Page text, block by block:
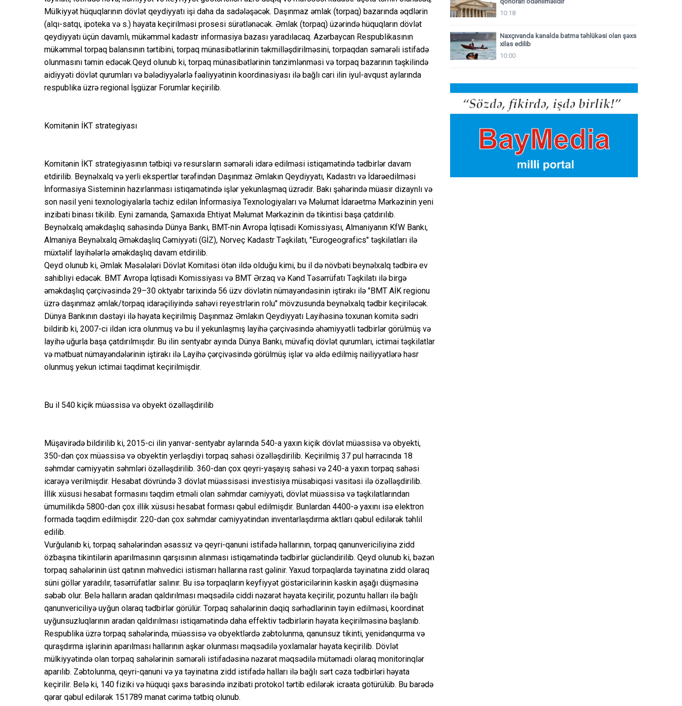
Mülkiyyət hüquqlarının dövlət qeydiyyatı işi daha da sadələşəcək. Daşınmaz əmlak (torpaq) bazarında əqdlərin
(alqı-satqı, ipoteka və s.) həyata keçirilməsi prosesi sürətlənəcək. Əmlak (torpaq) üzərində hüquqların dövlət
qeydiyyatı üçün davamlı, mükəmməl kadastr informasiya bazası yaradılacaq. Azərbaycan Respublikasının
mükəmməl torpaq balansının tərtibini, torpaq münasibətlərinin təkmilləşdirilməsini, torpaqdan səmərəli istifadə
olunmasını təmin edəcək.Qeyd olunub ki, torpaq münasibətlərinin tənzimlənməsi və torpaq bazarının təşkilində
aidiyyəti dövlət qurumları və bələdiyyələrlə fəaliyyətinin koordinasiyası ilə bağlı cari ilin iyul-avqust aylarında
respublika üzrə regional İşgüzar Forumlar keçirilib.
Komitənin İKT strategiyası
Komitənin İKT strategiyasının tətbiqi və resursların səmərəli idarə edilməsi istiqamətində tədbirlər davam
etdirilib. Beynəlxalq və yerli ekspertlər tərəfindən Daşınmaz Əmlakın Qeydiyyatı, Kadastrı və İdarəedilməsi
İnformasiya Sisteminin hazırlanması istiqamətində işlər yekunlaşmaq üzrədir. Bakı şəhərində müasir dizaynlı və
son nəsil yeni texnologiyalarla təchiz edilən İnformasiya Texnologiyaları və Məlumat İdarəetmə Mərkəzinin yeni
inzibati binası tikilib. Eyni zamanda, Şamaxıda Ehtiyat Məlumat Mərkəzinin də tikintisi başa çatdırılıb.
Beynəlxalq əməkdaşlıq sahəsində Dünya Bankı, BMT-nin Avropa İqtisadi Komissiyası, Almaniyanın KfW Bankı,
Almaniya Beynəlxalq Əməkdaşlıq Cəmiyyəti (GİZ), Norveç Kadastr Təşkilatı, "Eurogeografics" təşkilatları ilə
müxtəlif layihələrlə əməkdaşlıq davam etdirilib.
Qeyd olunub ki, Əmlak Məsələləri Dövlət Komitəsi ötən ildə olduğu kimi, bu il də növbəti beynəlxalq tədbirə ev
sahibliyi edəcək. BMT Avropa İqtisadi Komissiyası və BMT Ərzaq və Kənd Təsərrüfatı Təşkilatı ilə birgə
əməkdaşlıq çərçivəsində 29–30 oktyabr tarixində 56 üzv dövlətin nümayəndəsinin iştirakı ilə "BMT AİK regionu
üzrə daşınmaz əmlak/torpaq idarəçiliyində sahəvi reyestrlərin rolu" mövzusunda beynəlxalq tədbir keçiriləcək.
Dünya Bankının dəstəyi ilə həyata keçirilmiş Daşınmaz Əmlakın Qeydiyyatı Layihəsinə toxunan komitə sədri
bildirib ki, 2007-ci ildən icra olunmuş və bu il yekunlaşmış layihə çərçivəsində əhəmiyyətli tədbirlər görülmüş və
layihə uğurla başa çatdırılmışdır. Bu ilin sentyabr ayında Dünya Bankı, müvafiq dövlət qurumları, ictimai təşkilatlar
və mətbuat nümayəndələrinin iştirakı ilə Layihə çərçivəsində görülmüş işlər və əldə edilmiş nailiyyətlərə həsr
olunmuş yekun ictimai təqdimat keçirilmişdir.
Bu il 540 kiçik müəssisə və obyekt özəlləşdirilib
Müşavirədə bildirilib ki, 2015-ci ilin yanvar-sentyabr aylarında 540-a yaxın kiçik dövlət müəssisə və obyekti,
350-dən çox müəssisə və obyektin yerləşdiyi torpaq sahəsi özəlləşdirilib. Keçirilmiş 37 pul hərracında 18
səhmdar cəmiyyətin səhmləri özəlləşdirilib. 360-dan çox qeyri-yaşayış sahəsi və 240-a yaxın torpaq sahəsi
icarəyə verilmişdir. Hesabat dövründə 3 dövlət müəssisəsi investisiya müsabiqəsi vasitəsi ilə özəlləşdirilib.
İllik xüsusi hesabat formasını təqdim etməli olan səhmdar cəmiyyəti, dövlət müəssisə və təşkilatlarından
ümumilikdə 5800-dən çox illik xüsusi hesabat forması qəbul edilmişdir. Bunlardan 4400-ə yaxını isə elektron
formada təqdim edilmişdir. 220-dən çox səhmdar cəmiyyətindən inventarlaşdırma aktları qəbul edilərək təhlil
edilib.
Vurğulanıb ki, torpaq sahələrindən əsassız və qeyri-qanuni istifadə hallarının, torpaq qanunvericiliyinə zidd
özbaşına tikintilərin aparılmasının qarşısının alınması istiqamətində tədbirlər gücləndirilib. Qeyd olunub ki, bəzən
torpaq sahələrinin üst qatının məhvedici istismarı hallarına rast gəlinir. Yaxud torpaqlarda təyinatına zidd olaraq
süni göllər yaradılır, təsərrüfatlar salınır. Bu isə torpaqların keyfiyyət göstəricilərinin kəskin aşağı düşməsinə
səbəb olur. Belə halların aradan qaldırılması məqsədilə ciddi nəzarət həyata keçirilir, pozuntu halları ilə bağlı
qanunvericiliyə uyğun olaraq tədbirlər görülür. Torpaq sahələrinin dəqiq sərhədlərinin təyin edilməsi, koordinat
uyğunsuzluqlarının aradan qaldırılması istiqamətində daha effektiv tədbirlərin həyata keçirilməsinə başlanıb.
Respublika üzrə torpaq sahələrində, müəssisə və obyektlərdə zəbtolunma, qanunsuz tikinti, yenidənqurma və
quraşdırma işlərinin aparılması hallarının aşkar olunması məqsədilə yoxlamalar həyata keçirilib. Dövlət
mülkiyyətində olan torpaq sahələrinin səmərəli istifadəsinə nəzarət məqsədilə mütəmadi olaraq monitorinqlər
aparılıb. Zəbtolunma, qeyri-qanuni və ya təyinatına zidd istifadə halları ilə bağlı sərt cəza tədbirləri həyata
keçirilir. Belə ki, 140 fiziki və hüquqi şəxs barəsində inzibati protokol tərtib edilərək icraata götürülüb. Bu barədə
qərar qəbul edilərək 151789 manat cərimə tətbiq olunub.
10:18
Naxçıvanda kanalda batma təhlükəsi olan şəxs
xilas edilib
10:00